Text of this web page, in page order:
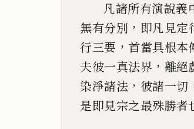
凡諸所有演說義
無有分別 ， 即凡見定
行三要 ， 首當具根本
夫彼一真法界 ， 離絕
染淨諸法 ， 彼諸一切
是即見宗之最殊勝者